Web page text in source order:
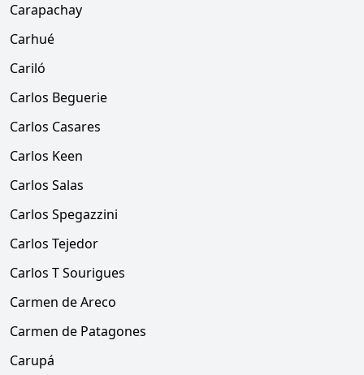
Carapachay
Carhué
Cariló
Carlos Beguerie
Carlos Casares
Carlos Keen
Carlos Salas
Carlos Spegazzini
Carlos Tejedor
Carlos T Sourigues
Carmen de Areco
Carmen de Patagones
Carupá